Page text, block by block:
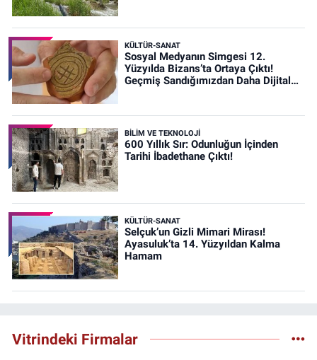
KÜLTÜR-SANAT
Sosyal Medyanın Simgesi 12.
Yüzyılda Bizans’ta Ortaya Çıktı!
Geçmiş Sandığımızdan Daha Dijital
BİLİM VE TEKNOLOJİ
600 Yıllık Sır: Odunluğun İçinden
Tarihi İbadethane Çıktı!
KÜLTÜR-SANAT
Selçuk’un Gizli Mimari Mirası!
Ayasuluk’ta 14. Yüzyıldan Kalma
Hamam
Vitrindeki Firmalar